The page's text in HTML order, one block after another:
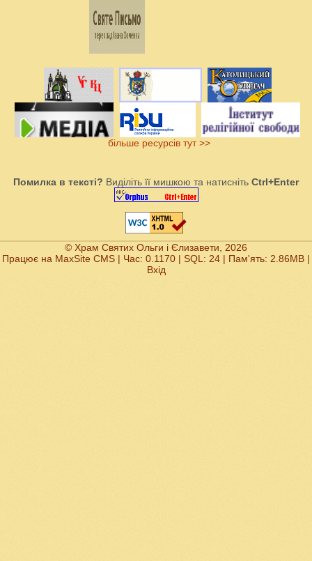
більше ресурсів тут >>
Помилка в тексті? Виділіть її мишкою та натисніть Ctrl+Enter
© Храм Святих Ольги і Єлизавети, 2026
Працює на MaxSite CMS | Час: 0.1170 | SQL: 24 | Пам'ять: 2.86MB |
Вхід